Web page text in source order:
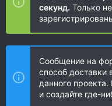
секунд. Только
Сообщение на
способ доставки
данного
и создайте где-